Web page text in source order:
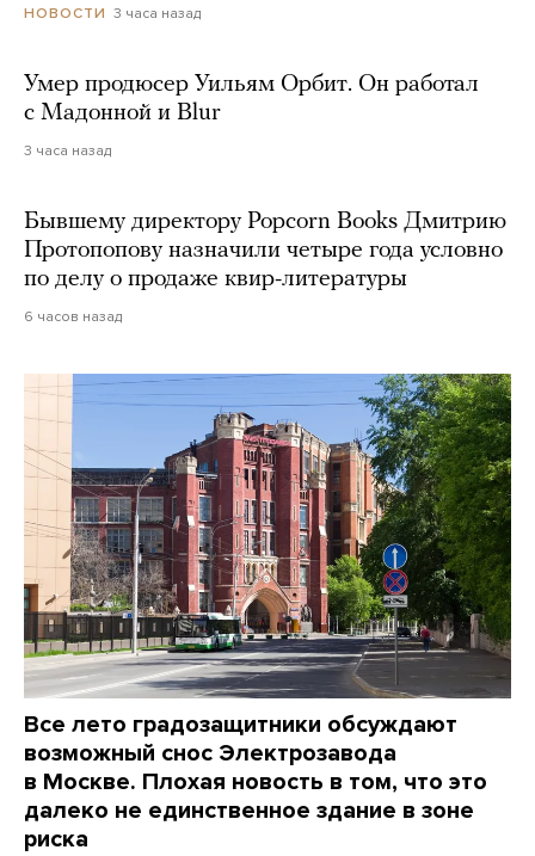
НОВОСТИ 3 часа назад
Умер продюсер Уильям Орбит. Он работал
с Мадонной и Blur
3 часа назад
Бывшему директору Popcorn Books Дмитрию
Протопопову назначили четыре года условно
по делу о продаже квир-литературы
6 часов назад
Все лето градозащитники обсуждают
возможный снос Электрозавода
в Москве. Плохая новость в том, что это
далеко не единственное здание в зоне
риска